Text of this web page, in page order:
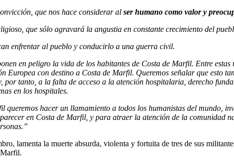
que nos hace considerar al ser humano como valor y
que sólo agravará la angustia en constante crecimiento del
enfrentar al pueblo y conducirlo a una guerra civil.
en peligro la vida de los habitantes de Costa de Marfil. Entre
con destino a Costa de Marfil. Queremos señalar que esto
por tanto, a la falta de acceso a la atención hospitalaria, derecho
en los hospitales.
hacer un llamamiento a todos los humanistas del mundo,
en Costa de Marfil, y para atraer la atención de la comunidad
lamenta la muerte absurda, violenta y fortuita de tres de sus
Marfil.